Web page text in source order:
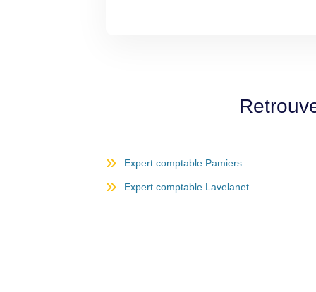
Expert comptable Pamiers
Expert comptable Lavelanet